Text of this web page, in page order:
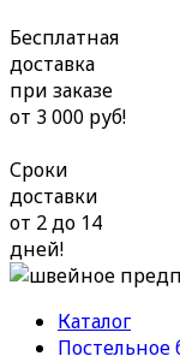
Бесплатная
доставка
при заказе
от 3 000 руб!
Сроки
доставки
от 2 до 14
дней!
Каталог
Постельное